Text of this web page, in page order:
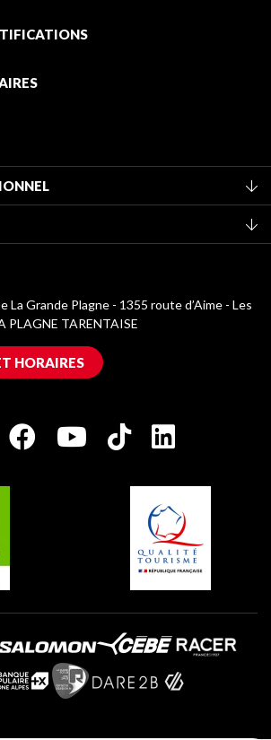
La Grande Plagne - 1355 route d’Aime - Les
PLAGNE TARENTAISE
HORAIRES